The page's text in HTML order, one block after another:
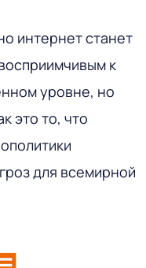
интернет станет
к
уровне, но
это то, что
для всемирной